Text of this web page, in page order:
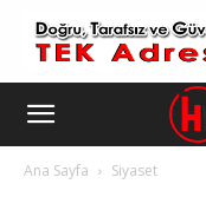
Ana Sayfa Siyaset